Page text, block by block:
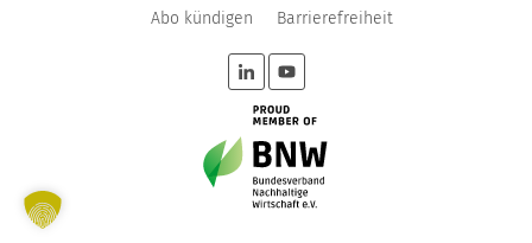
Abo kündigen
Barrierefreiheit